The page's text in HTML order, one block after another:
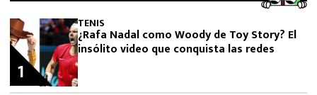
TENIS
¿Rafa Nadal como Woody de Toy Story? El
insólito video que conquista las redes
1